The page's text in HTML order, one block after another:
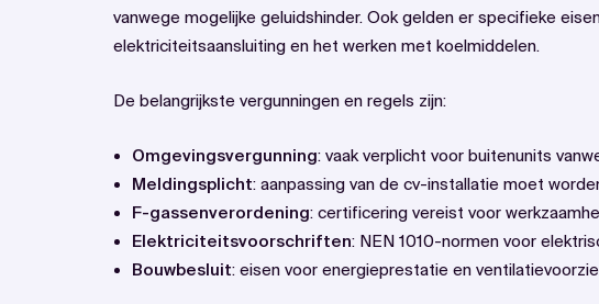
vanwege mogelijke geluidshinder. Ook gelden er specifieke
elektriciteitsaansluiting en het werken met koelmiddelen.
De belangrijkste vergunningen en regels zijn:
Omgevingsvergunning: vaak verplicht voor buitenunits
Meldingsplicht: aanpassing van de cv-installatie moet
F-gassenverordening: certificering vereist voor
Elektriciteitsvoorschriften: NEN 1010-normen voor
Bouwbesluit: eisen voor energieprestatie en